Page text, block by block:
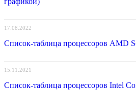
17.08.2022
Список-таблица процессоров AMD
15.11.2021
Список-таблица процессоров Intel